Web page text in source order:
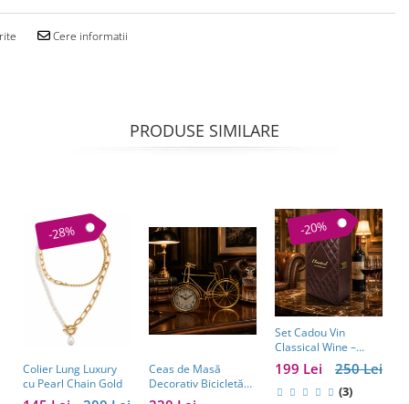
Cere informatii
PRODUSE SIMILARE
-28%
Colier Lung Luxury
cu Pearl Chain Gold
Ceas de Masă
Decorativ Bicicletă
Aurie – Stil Vintage,
-20%
Set Cadou Vin
Classical Wine –
Casetă Elegantă cu
Accesorii pentru Vin
250 Lei
199 Lei
(3)